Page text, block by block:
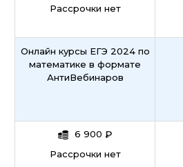
Рассрочки нет
Онлайн курсы ЕГЭ 2024 по
математике в формате
АнтиВебинаров
6 900 ₽
Рассрочки нет